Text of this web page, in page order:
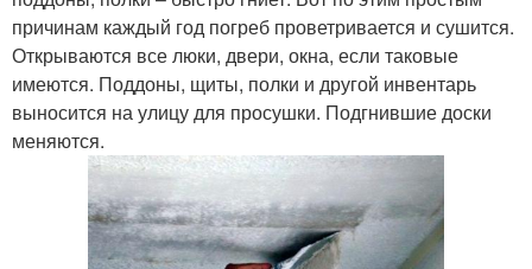
причинам каждый год погреб проветривается и сушится.
Открываются все люки, двери, окна, если таковые
имеются. Поддоны, щиты, полки и другой инвентарь
выносится на улицу для просушки. Подгнившие доски
меняются.